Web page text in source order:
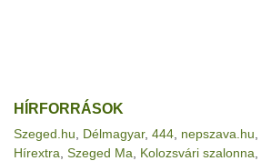
HÍRFORRÁSOK
Szeged.hu Délmagyar, 444 nepszava.hu
Hírextra Szeged Ma Kolozsvári szalonna